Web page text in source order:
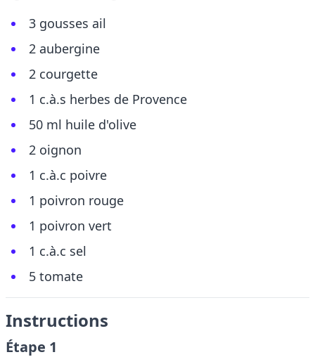
3 gousses ail
2 aubergine
2 courgette
1 c.à.s herbes de Provence
50 ml huile d'olive
2 oignon
1 c.à.c poivre
1 poivron rouge
1 poivron vert
1 c.à.c sel
5 tomate
Instructions
Étape 1